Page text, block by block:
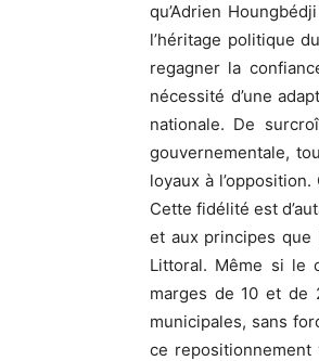
qu’Adrien
l’héritage politique
regagner la
nécessité d’une
nationale. De
gouvernementale,
loyaux à
Cette fidélité est
et aux principes que
Littoral. Même si le
marges de 10 et de
municipales, sans
ce repositionnement